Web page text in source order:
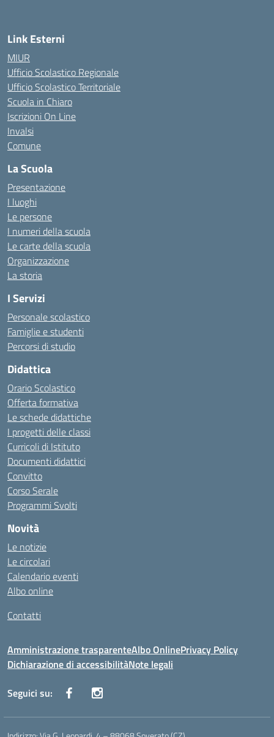
Link Esterni
MIUR
Ufficio Scolastico Regionale
Ufficio Scolastico Territoriale
Scuola in Chiaro
Iscrizioni On Line
Invalsi
Comune
La Scuola
Presentazione
I luoghi
Le persone
I numeri della scuola
Le carte della scuola
Organizzazione
La storia
I Servizi
Personale scolastico
Famiglie e studenti
Percorsi di studio
Didattica
Orario Scolastico
Offerta formativa
Le schede didattiche
I progetti delle classi
Curricoli di Istituto
Documenti didattici
Convitto
Corso Serale
Programmi Svolti
Novità
Le notizie
Le circolari
Calendario eventi
Albo online
Contatti
Amministrazione trasparenteAlbo OnlinePrivacy Policy
Dichiarazione di accessibilitàNote legali
Seguici su: